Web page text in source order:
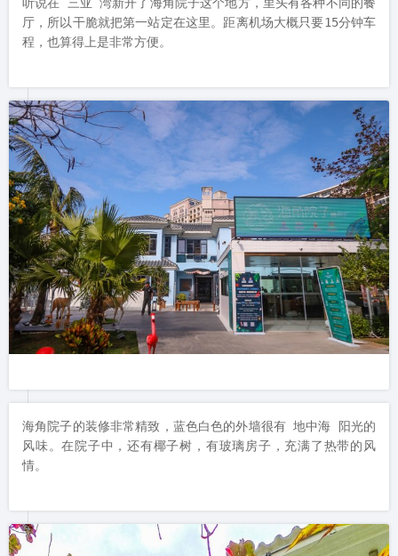
厅，所以干脆就把第一站定在这里。距离机场大概只要15分钟车
程，也算得上是非常方便。
海角院子的装修非常精致，蓝色白色的外墙很有 地中海 阳光的
风味。在院子中，还有椰子树，有玻璃房子，充满了热带的风
情。